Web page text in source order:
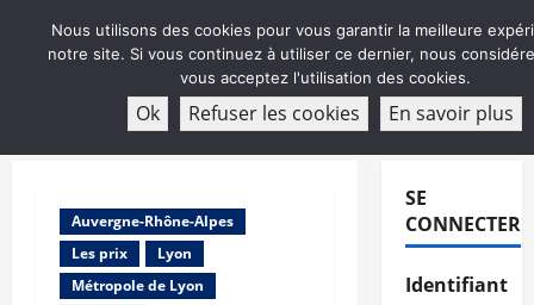
ABONNEMENT
Auvergne-Rhône-Alpes
Les prix
Lyon
Métropole de Lyon
SE
CONNECTER
Identifiant
Nous utilisons des cookies pour vous garantir la meilleure
notre site. Si vous continuez à utiliser ce dernier, nous
vous acceptez l'utilisation des cookies.
Ok Refuser les cookies En savoir plus